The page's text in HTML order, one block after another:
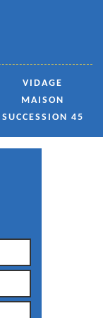
VIDAGE
MAISON
SUCCESSION 45